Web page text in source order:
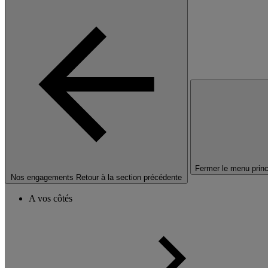
Nos engagements Retour à la section précédente
Fermer le menu
A vos côtés